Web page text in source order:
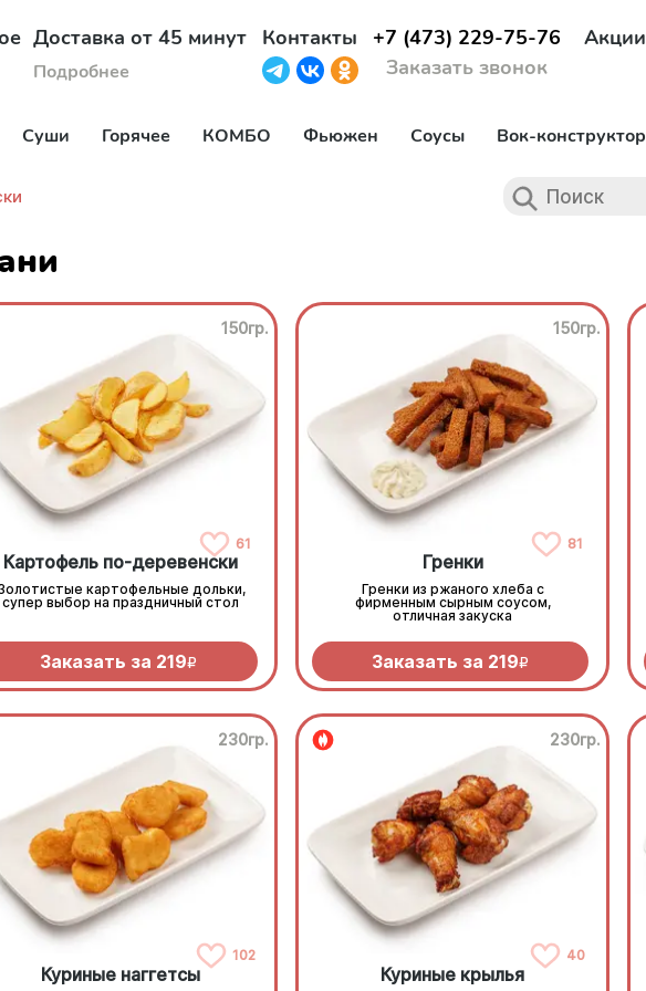
Доставка от 45 минут
Подробнее
Контакты
+7 (473) 229-75-76
Заказать звонок
Акции
Суши Горячее КОМБО Фьюжен Соусы Вок-конструктор
150гр.
61
Картофель по-деревенски
картофельные дольки,
супер выбор на праздничный стол
Заказать за 219R
150гр.
81
Гренки
Гренки из ржаного хлеба с
фирменным сырным соусом,
отличная закуска
Заказать за 219R
230гр.
102
Куриные наггетсы
230гр.
40
Куриные крылья